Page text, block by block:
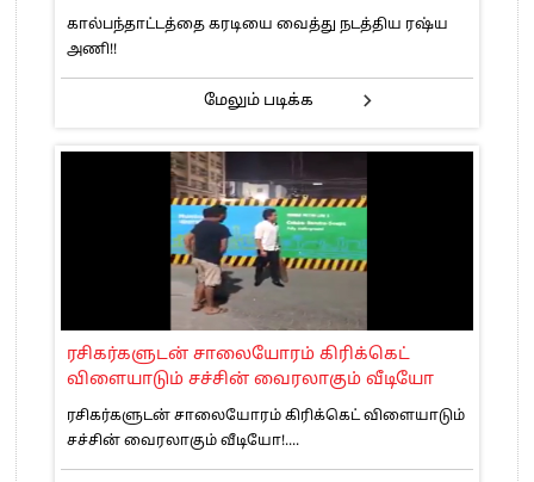
கால்பந்தாட்டத்தை கரடியை வைத்து நடத்திய ரஷ்ய
அணி!!
மேலும் படிக்க
ரசிகர்களுடன் சாலையோரம் கிரிக்கெட்
விளையாடும் சச்சின் வைரலாகும் வீடியோ
ரசிகர்களுடன் சாலையோரம் கிரிக்கெட் விளையாடும்
சச்சின் வைரலாகும் வீடியோ!....